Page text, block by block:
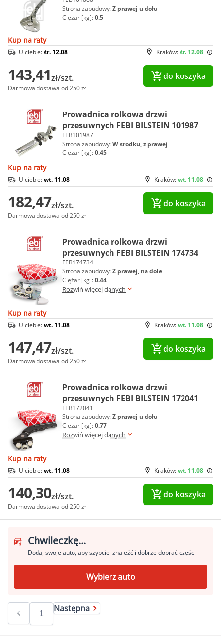
Strona zabudowy:Z prawej u dołu
Ciężar [kg]:0.5
Kup na raty
Kraków:śr. 12.08
U ciebie:śr. 12.08
143,41zł/szt.
Darmowa dostawa od 250 zł
do koszyka
Prowadnica rolkowa drzwi
przesuwnych FEBI BILSTEIN 101987
FEB101987
Strona zabudowy:W srodku, z prawej
Ciężar [kg]:0.45
Kup na raty
Kraków:wt. 11.08
U ciebie:wt. 11.08
182,47zł/szt.
Darmowa dostawa od 250 zł
do koszyka
Prowadnica rolkowa drzwi
przesuwnych FEBI BILSTEIN 174734
FEB174734
Strona zabudowy:Z prawej, na dole
Ciężar [kg]:0.44
Rozwiń więcej danych
Kup na raty
Kraków:wt. 11.08
U ciebie:wt. 11.08
147,47zł/szt.
Darmowa dostawa od 250 zł
do koszyka
Prowadnica rolkowa drzwi
przesuwnych FEBI BILSTEIN 172041
FEB172041
Strona zabudowy:Z prawej u dołu
Ciężar [kg]:0.77
Rozwiń więcej danych
Kup na raty
Kraków:wt. 11.08
U ciebie:wt. 11.08
140,30zł/szt.
Darmowa dostawa od 250 zł
do koszyka
Chwileczkę...
Dodaj swoje auto, aby szybciej znaleźć i dobrze dobrać części
Wybierz auto
Następna